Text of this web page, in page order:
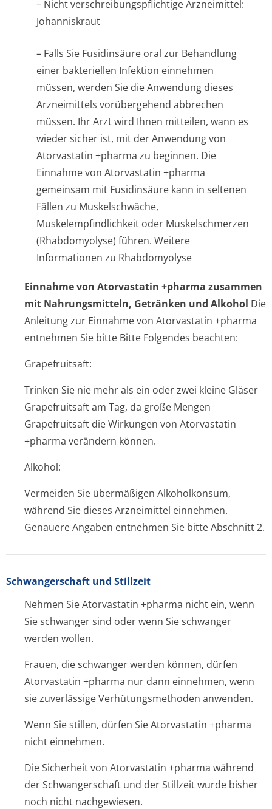
– Nicht verschreibungspflichti­ge Arzneimittel:
Johanniskraut
– Falls Sie Fusidinsäure oral zur Behandlung
einer bakteriellen Infektion einnehmen
müssen, werden Sie die Anwendung dieses
Arzneimittels vorübergehend abbrechen
müssen. Ihr Arzt wird Ihnen mitteilen, wann es
wieder sicher ist, mit der Anwendung von
Atorvastatin +pharma zu beginnen. Die
Einnahme von Atorvastatin +pharma
gemeinsam mit Fusidinsäure kann in seltenen
Fällen zu Muskelschwäche,
Muskelempfindlichke­it oder Muskelschmerzen
(Rhabdomyolyse) führen. Weitere
Informationen zu Rhabdomyolyse
Einnahme von Atorvastatin +pharma zusammen
mit Nahrungsmitteln, Getränken und Alkohol Die
Anleitung zur Einnahme von Atorvastatin +pharma
entnehmen Sie bitte Bitte Folgendes beachten:
Grapefruitsaft:
Trinken Sie nie mehr als ein oder zwei kleine Gläser
Grapefruitsaft am Tag, da große Mengen
Grapefruitsaft die Wirkungen von Atorvastatin
+pharma verändern können.
Alkohol:
Vermeiden Sie übermäßigen Alkoholkonsum,
während Sie dieses Arzneimittel einnehmen.
Genauere Angaben entnehmen Sie bitte Abschnitt 2.
Schwangerschaft und Stillzeit
Nehmen Sie Atorvastatin +pharma nicht ein, wenn
Sie schwanger sind oder wenn Sie schwanger
werden wollen.
Frauen, die schwanger werden können, dürfen
Atorvastatin +pharma nur dann einnehmen, wenn
sie zuverlässige Verhütungsmethoden anwenden.
Wenn Sie stillen, dürfen Sie Atorvastatin +pharma
nicht einnehmen.
Die Sicherheit von Atorvastatin +pharma während
der Schwangerschaft und der Stillzeit wurde bisher
noch nicht nachgewiesen.